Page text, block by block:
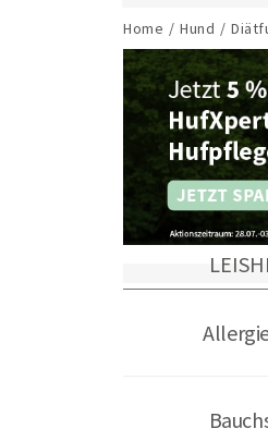
Home / Hund /
Diätfutter,
optimal